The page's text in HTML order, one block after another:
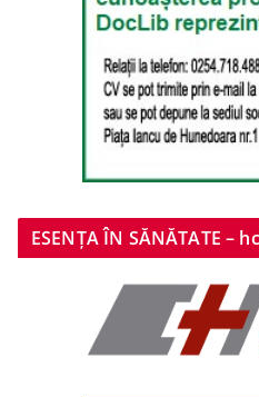
ESENȚA ÎN SĂNĂTATE –